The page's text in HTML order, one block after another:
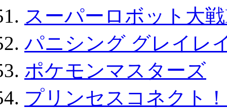
スーパーロボット大
パニシング グレイレ
ポケモンマスターズ
プリンセスコネクト